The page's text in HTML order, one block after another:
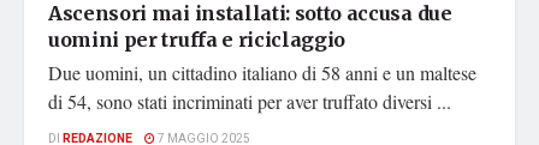
Ascensori mai installati: sotto accusa due
uomini per truffa e riciclaggio
Due uomini, un cittadino italiano di 58 anni e un maltese
di 54, sono stati incriminati per aver truffato diversi ...
DI REDAZIONE 7 MAGGIO 2025